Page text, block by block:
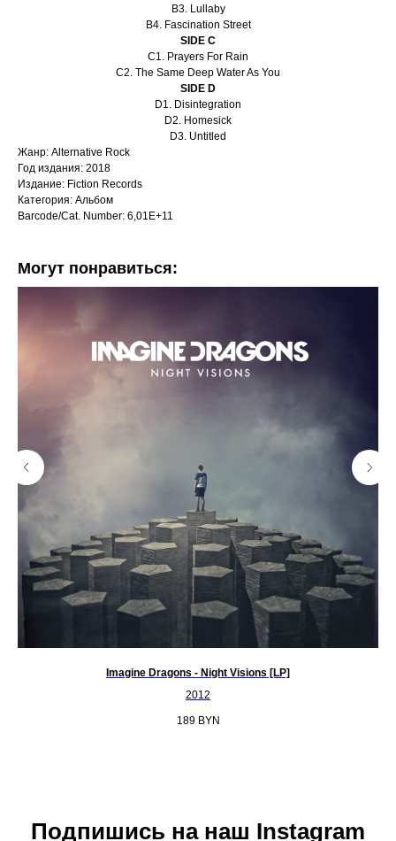
B3. Lullaby
B4. Fascination Street
SIDE C
C1. Prayers For Rain
C2. The Same Deep Water As You
SIDE D
D1. Disintegration
D2. Homesick
D3. Untitled
Жанр: Alternative Rock
Год издания: 2018
Издание: Fiction Records
Категория: Альбом
Barcode/Cat. Number: 6,01E+11
Могут понравиться:
Imagine Dragons - Night Visions [LP]
2012
189 BYN
Подпишись на наш Instagram